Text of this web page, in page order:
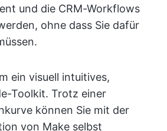
und die CRM-Workflows
ohne dass Sie dafür
ein visuell intuitives,
Toolkit. Trotz einer
können Sie mit der
von Make selbst